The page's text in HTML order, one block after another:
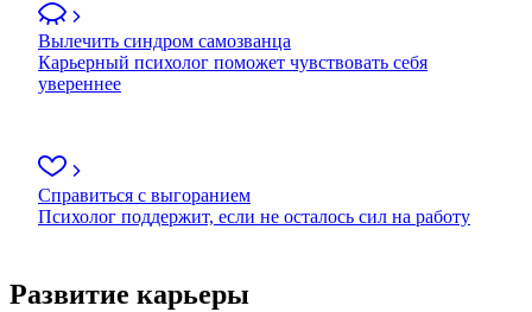
Вылечить синдром самозванца
Карьерный психолог поможет чувствовать себя
увереннее
Справиться с выгоранием
Психолог поддержит, если не осталось сил на работу
Развитие карьеры